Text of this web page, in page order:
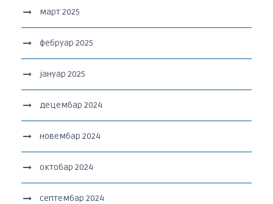
март 2025
фебруар 2025
јануар 2025
децембар 2024
новембар 2024
октобар 2024
септембар 2024